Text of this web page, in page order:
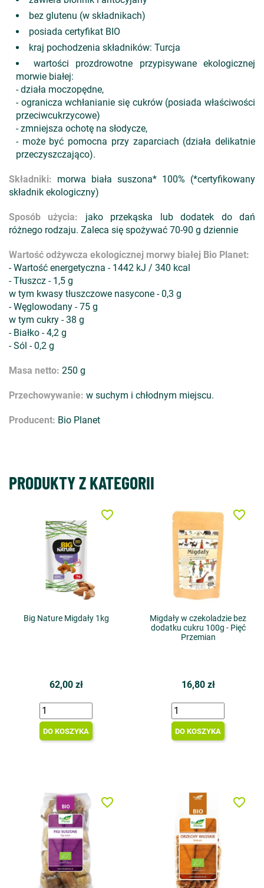
bez glutenu (w składnikach)
posiada certyfikat BIO
kraj pochodzenia składników: Turcja
wartości prozdrowotne przypisywane ekologicznej
morwie białej:
- działa moczopędne,
- ogranicza wchłanianie się cukrów (posiada właściwości
przeciwcukrzycowe)
- zmniejsza ochotę na słodycze,
- może być pomocna przy zaparciach (działa delikatnie
przeczyszczająco).
Składniki: morwa biała suszona* 100% (*certyfikowany
składnik ekologiczny)
Sposób użycia: jako przekąska lub dodatek do dań
różnego rodzaju. Zaleca się spożywać 70-90 g dziennie
Wartość odżywcza ekologicznej morwy białej Bio Planet:
- Wartość energetyczna - 1442 kJ / 340 kcal
- Tłuszcz - 1,5 g
w tym kwasy tłuszczowe nasycone - 0,3 g
- Węglowodany - 75 g
w tym cukry - 38 g
- Białko - 4,2 g
- Sól - 0,2 g
Masa netto: 250 g
Przechowywanie: w suchym i chłodnym miejscu.
Producent: Bio Planet
PRODUKTY Z KATEGORII
Big Nature Migdały 1kg
62,00 zł
DO KOSZYKA
favorite_border
Migdały w czekoladzie bez
dodatku cukru 100g - Pięć
Przemian
16,80 zł
DO KOSZYKA
favorite_border
favorite_border favorite_border